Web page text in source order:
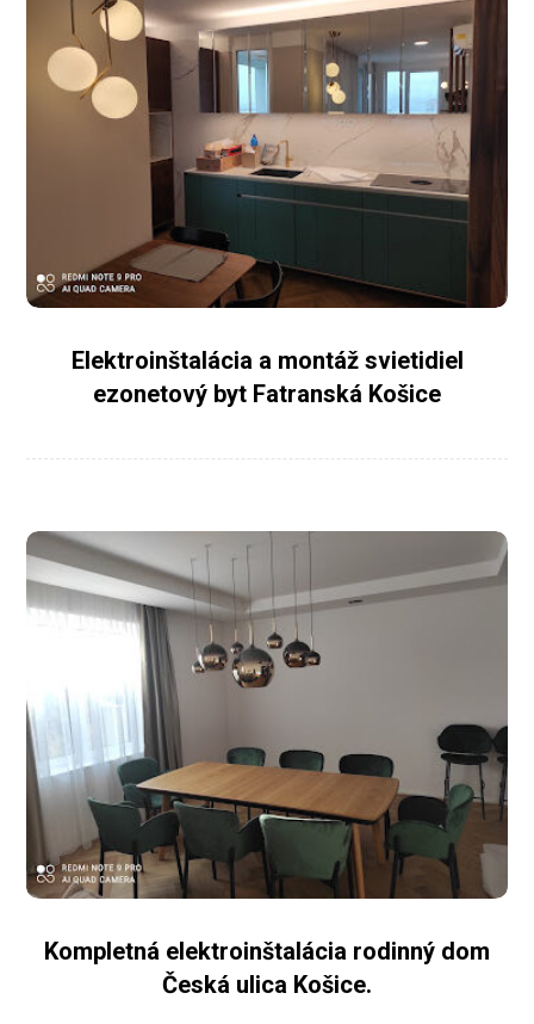
Elektroinštalácia a montáž svietidiel
ezonetový byt Fatranská Košice
Kompletná elektroinštalácia rodinný dom
Česká ulica Košice.